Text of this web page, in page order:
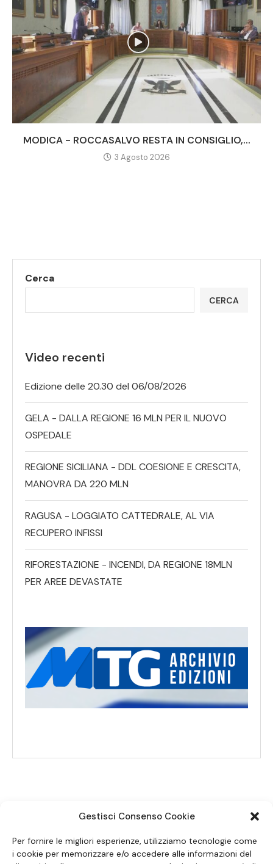
Gestisci Consenso Cookie
Per fornire le migliori esperienze, utilizziamo tecnologie come
i cookie per memorizzare e/o accedere alle informazioni del
MODICA - ROCCASALVO RESTA IN CONSIGLIO,...
3 Agosto 2026
Cerca
CERCA
Video recenti
Edizione delle 20.30 del 06/08/2026
GELA - DALLA REGIONE 16 MLN PER IL NUOVO
OSPEDALE
REGIONE SICILIANA - DDL COESIONE E CRESCITA,
MANOVRA DA 220 MLN
RAGUSA - LOGGIATO CATTEDRALE, AL VIA
RECUPERO INFISSI
RIFORESTAZIONE - INCENDI, DA REGIONE 18MLN
PER AREE DEVASTATE
SEGUICI SUI SOCIAL